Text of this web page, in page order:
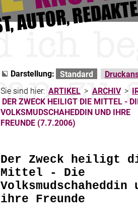
Darstellung: Standard
Sie sind hier: ARTIKEL > ARCHIV >
DER ZWECK HEILIGT DIE MITTEL -
VOLKSMUDSCHAHEDDIN UND IHRE
FREUNDE (7.7.2006)
Der Zweck heiligt
Mittel - Die
Volksmudschaheddin
ihre Freunde